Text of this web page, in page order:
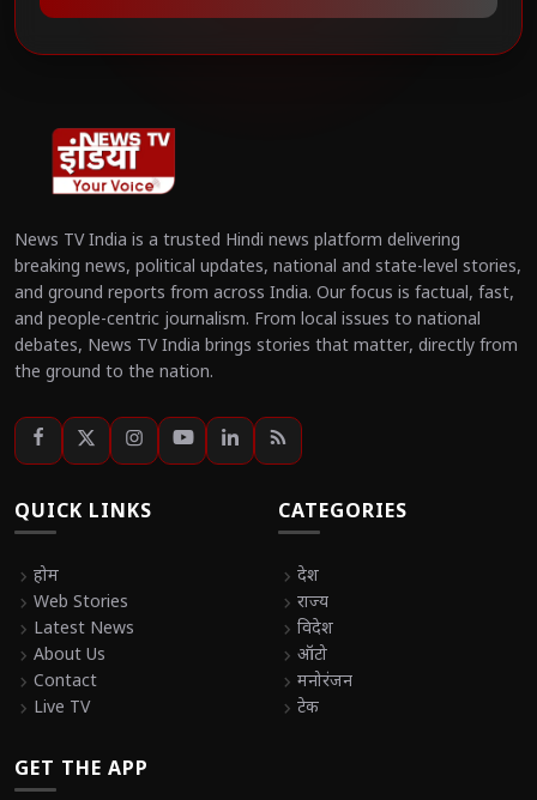
News TV India is a trusted Hindi news platform delivering
breaking news, political updates, national and state-level stories,
and ground reports from across India. Our focus is factual, fast,
and people-centric journalism. From local issues to national
debates, News TV India brings stories that matter, directly from
the ground to the nation.
QUICK LINKS
chevron_right होम
chevron_right Web Stories
chevron_right Latest News
chevron_right About Us
chevron_right Contact
chevron_right Live TV
CATEGORIES
chevron_right देश
chevron_right राज्य
chevron_right विदेश
chevron_right ऑटो
chevron_right मनोरंजन
chevron_right टेक
GET THE APP